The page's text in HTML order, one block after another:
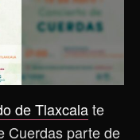
de Tlaxcalate
Cuerdas parte de